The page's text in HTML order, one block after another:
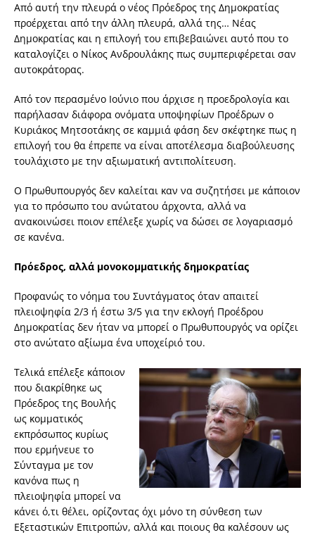
Από αυτή την πλευρά ο νέος Πρόεδρος της Δημοκρατίας
προέρχεται από την άλλη πλευρά, αλλά της… Νέας
Δημοκρατίας και η επιλογή του επιβεβαιώνει αυτό που το
καταλογίζει ο Νίκος Ανδρουλάκης πως συμπεριφέρεται σαν
αυτοκράτορας.
Από τον περασμένο Ιούνιο που άρχισε η προεδρολογία και
παρήλασαν διάφορα ονόματα υποψηφίων Προέδρων ο
Κυριάκος Μητσοτάκης σε καμμιά φάση δεν σκέφτηκε πως η
επιλογή του θα έπρεπε να είναι αποτέλεσμα διαβούλευσης
τουλάχιστο με την αξιωματική αντιπολίτευση.
Ο Πρωθυπουργός δεν καλείται καν να συζητήσει με κάποιον
για το πρόσωπο του ανώτατου άρχοντα, αλλά να
ανακοινώσει ποιον επέλεξε χωρίς να δώσει σε λογαριασμό
σε κανένα.
Πρόεδρος, αλλά μονοκομματικής δημοκρατίας
Προφανώς το νόημα του Συντάγματος όταν απαιτεί
πλειοψηφία 2/3 ή έστω 3/5 για την εκλογή Προέδρου
Δημοκρατίας δεν ήταν να μπορεί ο Πρωθυπουργός να ορίζει
στο ανώτατο αξίωμα ένα υποχείριό του.
Τελικά επέλεξε κάποιον
που διακρίθηκε ως
Πρόεδρος της Βουλής
ως κομματικός
εκπρόσωπος κυρίως
που ερμήνευε το
Σύνταγμα με τον
κανόνα πως η
πλειοψηφία μπορεί να
κάνει ό,τι θέλει, ορίζοντας όχι μόνο τη σύνθεση των
Εξεταστικών Επιτροπών, αλλά και ποιους θα καλέσουν ως